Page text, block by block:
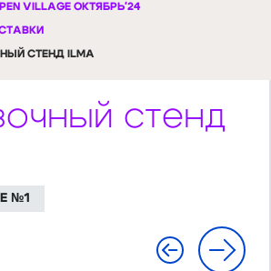
VILLAGE ОКТЯБРЬ'24
СТЕНД ILMA
стенд
№1